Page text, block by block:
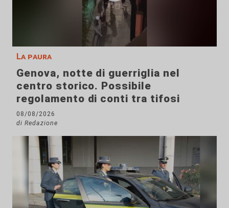
La paura
Genova, notte di guerriglia nel
centro storico. Possibile
regolamento di conti tra tifosi
08/08/2026
di Redazione